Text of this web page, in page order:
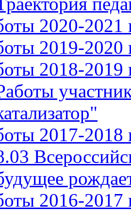
2020-2021
2019-2020
2018-2019
2017-2018
2016-2017